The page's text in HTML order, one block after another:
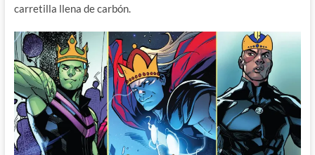
carretilla llena de carbón.